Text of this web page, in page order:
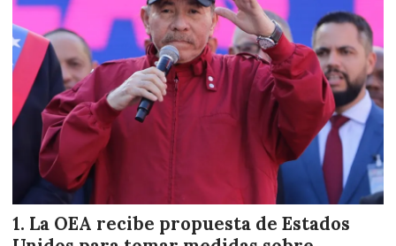
La OEA recibe propuesta de Estados